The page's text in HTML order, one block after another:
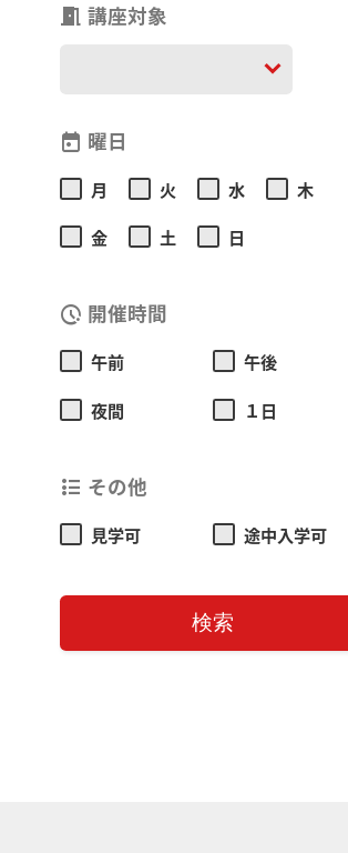
meeting_room 講座対象
today 曜日
月 火 水 木
金 土 日
pace 開催時間
午前 午後
夜間 １日
format_list_bulleted その他
見学可 途中入学可
検索